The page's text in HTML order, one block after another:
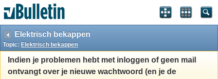
Elektrisch bekappen
Topic: Elektrisch bekappen
Indien je problemen hebt met inloggen of geen mail
ontvangt over je nieuwe wachtwoord (en je de